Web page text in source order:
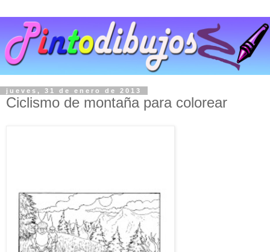
jueves, 31 de enero de 2013
Ciclismo de montaña para colorear